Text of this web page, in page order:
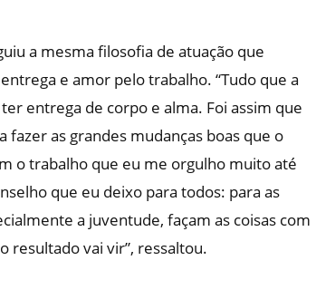
a mesma filosofia de atuação que
e amor pelo trabalho. “Tudo que a
entrega de corpo e alma. Foi assim que
as grandes mudanças boas que o
o trabalho que eu me orgulho muito até
que eu deixo para todos: para as
a juventude, façam as coisas com
resultado vai vir”, ressaltou.